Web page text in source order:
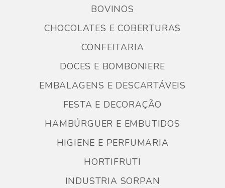
BOVINOS
CHOCOLATES E COBERTURAS
CONFEITARIA
DOCES E BOMBONIERE
EMBALAGENS E DESCARTÁVEIS
FESTA E DECORAÇÃO
HAMBÚRGUER E EMBUTIDOS
HIGIENE E PERFUMARIA
HORTIFRUTI
INDUSTRIA SORPAN